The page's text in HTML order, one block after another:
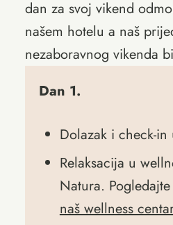
dan za svoj vikend
našem hotelu a naš
nezaboravnog vikenda
Dan 1.
Dolazak i check-in
Relaksacija u
Natura.
naš wellness centar